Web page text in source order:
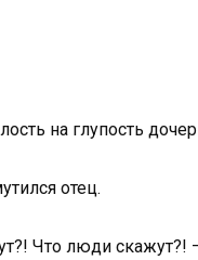
на глупость
отец.
Что люди скажут?!